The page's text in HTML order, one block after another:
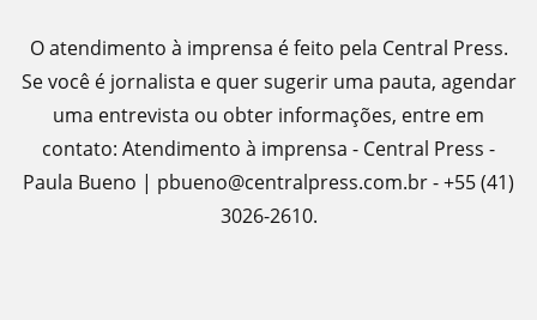
O atendimento à imprensa é feito pela Central Press.
Se você é jornalista e quer sugerir uma pauta, agendar
uma entrevista ou obter informações, entre em
contato: Atendimento à imprensa - Central Press -
Paula Bueno | pbueno@centralpress.com.br - +55 (41)
3026-2610.